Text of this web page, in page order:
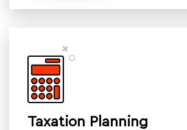
Taxation Planning